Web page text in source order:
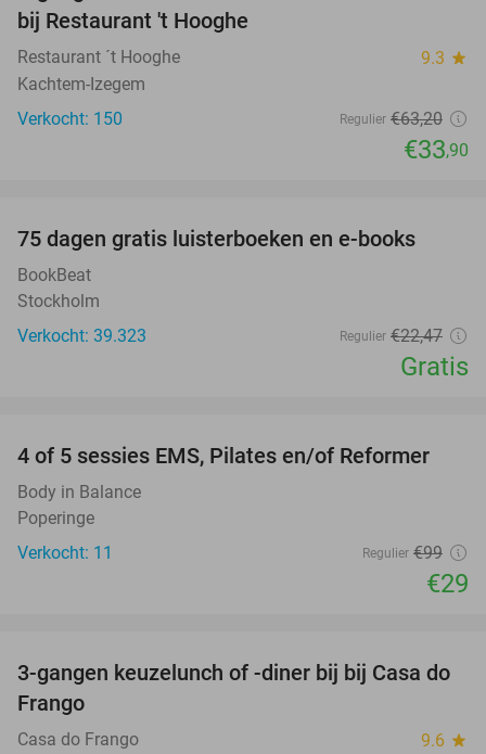
bij Restaurant 't Hooghe
Restaurant ´t Hooghe 9.3 star
Kachtem-Izegem
Verkocht: 150
Regulier €63,20
€33,90
75 dagen gratis luisterboeken en e-books
BookBeat
Stockholm
Verkocht: 39.323
Regulier €22,47
Gratis
71%
4 of 5 sessies EMS, Pilates en/of Reformer
Body in Balance
Poperinge
Verkocht: 11
Regulier €99
€29
34%
3-gangen keuzelunch of -diner bij bij Casa do
Frango
Casa do Frango 9.6 star